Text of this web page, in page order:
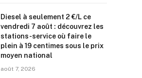
Diesel à seulement 2 €/L ce
vendredi 7 août : découvrez les
stations-service où faire le
plein à 19 centimes sous le prix
moyen national
août 7, 2026